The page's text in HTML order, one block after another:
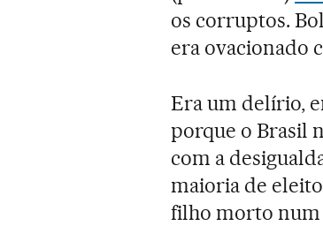
os corruptos.
era ovacionado
Era um delírio,
porque o Brasil
com a
maioria de
filho morto num